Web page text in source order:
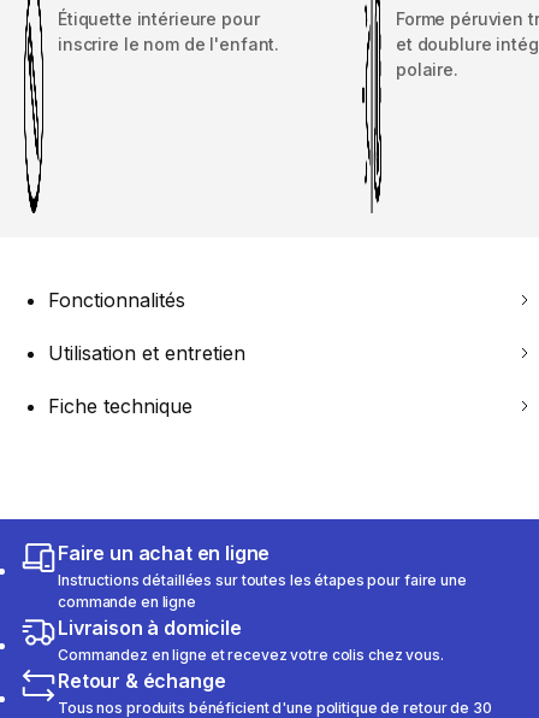
Étiquette intérieure pour
inscrire le nom de l'enfant.
Forme péruvien
et doublure
polaire.
Fonctionnalités
Utilisation et entretien
Fiche technique
Faire un achat en ligne
Instructions détaillées sur toutes les étapes pour faire une
commande en ligne
Livraison à domicile
Commandez en ligne et recevez votre colis chez vous.
Retour & échange
Tous nos produits bénéficient d'une politique de retour de 30